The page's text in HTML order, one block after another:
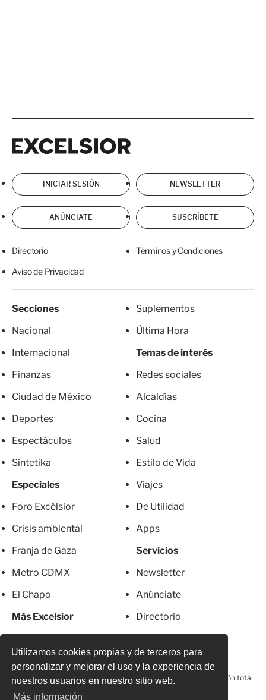
Utilizamos cookies propias y de terceros para
personalizar y mejorar el uso y la experiencia de
nuestros usuarios en nuestro sitio web.
Más información
INICIAR SESIÓN NEWSLETTER
ANÚNCIATE SUSCRÍBETE
Directorio Términos y Condiciones
Aviso de Privacidad
Secciones
Nacional
Internacional
Finanzas
Ciudad de México
Deportes
Espectáculos
Sintetika
Especiales
Foro Excélsior
Crisis ambiental
Franja de Gaza
Metro CDMX
El Chapo
Más Excelsior
Suplementos
Última Hora
Temas de interés
Redes sociales
Alcaldías
Cocina
Salud
Estilo de Vida
Viajes
De Utilidad
Apps
Servicios
Newsletter
Anúnciate
Directorio
© 2026 Todos los derechos reservados. Prohibida la reproducción total
o parcial, incluyendo cualquier medio electrónico*